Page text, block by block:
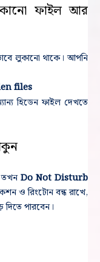
ফাইল আর
লুকানো থাকে। আপনি
files
হিডেন ফাইল দেখতে
তখনDo Not Disturb
ও রিংটোন বন্ধ রাখে,
দিতে পারবেন।